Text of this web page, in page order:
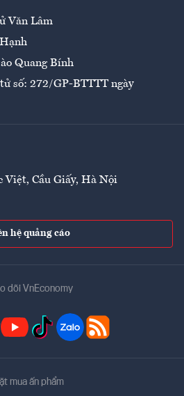
Văn Lâm
Quang Bính
số: 272/GP-BTTTT ngày
Việt, Cầu Giấy, Hà Nội
hệ quảng cáo
dõi VnEconomy
mua ấn phẩm